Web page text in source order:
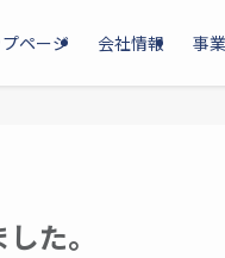
プページ 会社情報 事
た。